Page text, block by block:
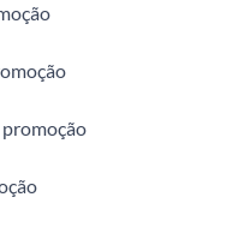
promoção